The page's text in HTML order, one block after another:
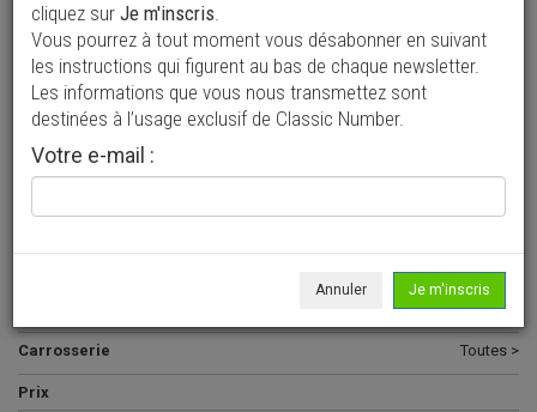
Vos annonces vues par
plus de 4 millions de collectionneurs
Ajouter une annonce
> Rechercher un véhicule
Tous >
Carrosserie Toutes >
Prix
cliquez sur Je m'inscris.
Vous pourrez à tout moment vous désabonner en suivant
les instructions qui figurent au bas de chaque newsletter.
Les informations que vous nous transmettez sont
destinées à l’usage exclusif de Classic Number.
Votre e-mail :
Annuler Je m'inscris